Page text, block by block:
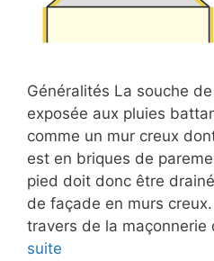
Généralités La souche
exposée aux pluies
comme un mur creux
est en briques de
pied doit donc être
de façade en murs creux.
travers de la
suite